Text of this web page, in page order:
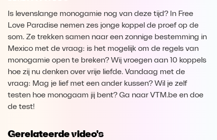
Is levenslange monogamie nog van deze tijd? In Free
Love Paradise nemen zes jonge koppel de proef op de
som. Ze trekken samen naar een zonnige bestemming in
Mexico met de vraag: is het mogelijk om de regels van
monogamie open te breken? Wij vroegen aan 10 koppels
hoe zij nu denken over vrije liefde. Vandaag met de
vraag: Mag je lief met een ander kussen? Wil je zelf
testen hoe monogaam jij bent? Ga naar VTM.be en doe
de test!
Gerelateerde video's